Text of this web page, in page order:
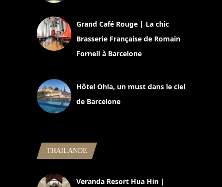
Grand Café Rouge | La chic
Brasserie Française de Romain
Fornell à Barcelone
Hôtel Ohla, un must dans le ciel
de Barcelone
THAILANDE
Veranda Resort Hua Hin |